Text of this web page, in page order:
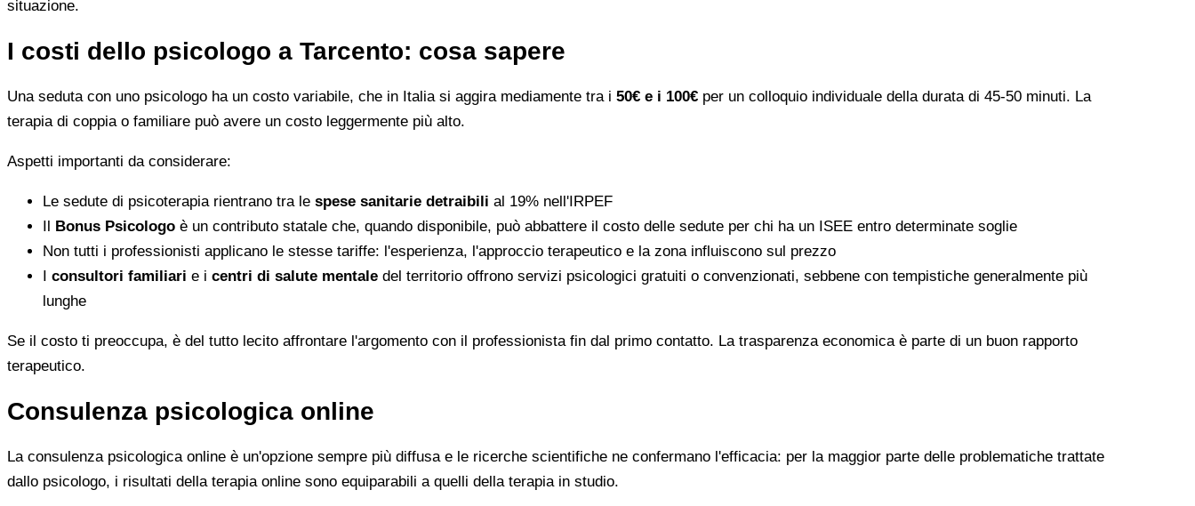
situazione.
I costi dello psicologo a Tarcento: cosa sapere
Una seduta con uno psicologo ha un costo variabile, che in Italia si aggira mediamente tra i 50€ e i 100€ per un colloquio individuale della durata di 45-50 minuti. La
terapia di coppia o familiare può avere un costo leggermente più alto.
Aspetti importanti da considerare:
Le sedute di psicoterapia rientrano tra le spese sanitarie detraibili al 19% nell'IRPEF
Il Bonus Psicologo è un contributo statale che, quando disponibile, può abbattere il costo delle sedute per chi ha un ISEE entro determinate soglie
Non tutti i professionisti applicano le stesse tariffe: l'esperienza, l'approccio terapeutico e la zona influiscono sul prezzo
I consultori familiari e i centri di salute mentale del territorio offrono servizi psicologici gratuiti o convenzionati, sebbene con tempistiche generalmente più
lunghe
Se il costo ti preoccupa, è del tutto lecito affrontare l'argomento con il professionista fin dal primo contatto. La trasparenza economica è parte di un buon rapporto
terapeutico.
Consulenza psicologica online
La consulenza psicologica online è un'opzione sempre più diffusa e le ricerche scientifiche ne confermano l'efficacia: per la maggior parte delle problematiche trattate
dallo psicologo, i risultati della terapia online sono equiparabili a quelli della terapia in studio.